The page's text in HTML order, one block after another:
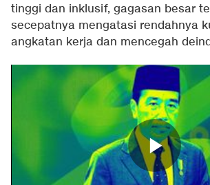
tinggi dan inklusif, gagasan besar
secepatnya mengatasi rendahnya
angkatan kerja dan mencegah